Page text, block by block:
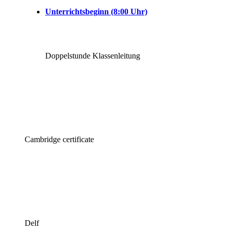
Unterrichtsbeginn (8:00 Uhr)
Doppelstunde Klassenleitung
Cambridge certificate
Delf